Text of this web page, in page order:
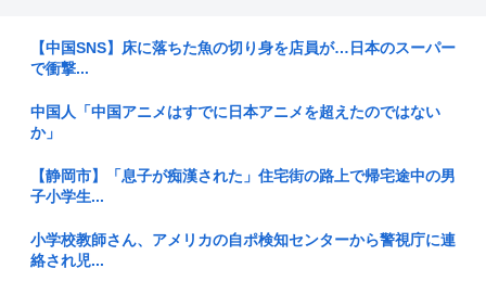
【中国SNS】床に落ちた魚の切り身を店員が…日本のスーパー
で衝撃...
中国人「中国アニメはすでに日本アニメを超えたのではない
か」
【静岡市】「息子が痴漢された」住宅街の路上で帰宅途中の男
子小学生...
小学校教師さん、アメリカの自ポ検知センターから警視庁に連
絡され児...